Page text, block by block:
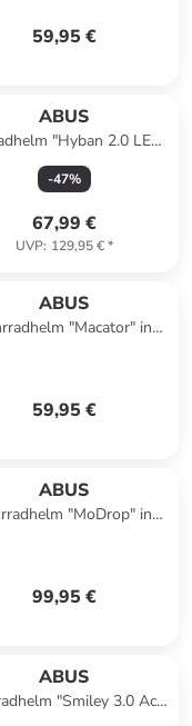
59,95 €
ABUS
"Hyban 2.0 LED"
in Hellblau
-47%
67,99 €
UVP: 129,95 €*
ABUS
"Macator" in
59,95 €
ABUS
"MoDrop" in
99,95 €
ABUS
"Smiley 3.0 Ace